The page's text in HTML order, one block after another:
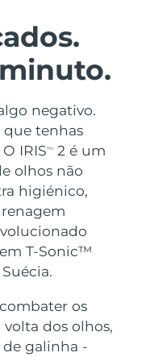
negativo.
que tenhas
IRISTM
2 é um
olhos não
higiénico,
T-Sonic™
os
dos olhos,
de galinha -
on-the-go
device
light therapy
oral
toothbrush
sonic toothbrush
LED
Entrega prevista
prevista8/10/26
prevista8/15/26
prevista
prevista8/14/26
prevista
prevista8/13/26
prevista 8/13/26